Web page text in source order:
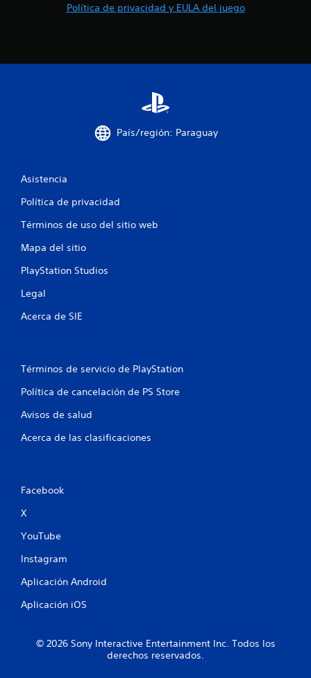
e
Política de privacidad y EULA del juego
País/región: Paraguay
Asistencia
Política de privacidad
Términos de uso del sitio web
Mapa del sitio
PlayStation Studios
Legal
Acerca de SIE
Términos de servicio de PlayStation
Política de cancelación de PS Store
Avisos de salud
Acerca de las clasificaciones
Facebook
X
YouTube
Instagram
Aplicación Android
Aplicación iOS
© 2026 Sony Interactive Entertainment Inc. Todos los
derechos reservados.